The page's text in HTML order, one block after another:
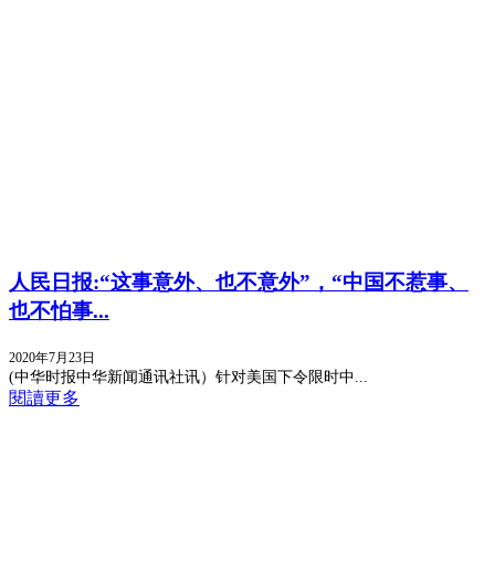
人民日报:“这事意外、也不意外”，“中国不惹事、
也不怕事...
2020年7月23日
(中华时报中华新闻通讯社讯）针对美国下令限时中...
閱讀更多